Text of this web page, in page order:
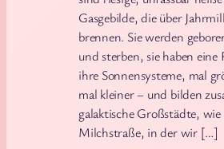
h
u
n
d
K
a
Gasgebilde, die über
brennen. Sie werden
und sterben, sie haben eine
ihre Sonnensysteme, mal
mal kleiner – und bilden
galaktische Großstädte, wie
Milchstraße, in der wir […]